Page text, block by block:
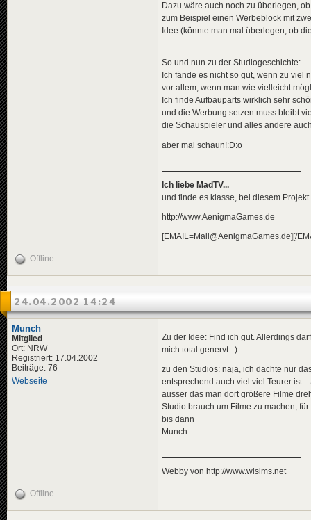
Dazu wäre auch noch zu überlegen,
zum Beispiel einen Werbeblock mit
Idee (könnte man mal überlegen, ob
So und nun zu der Studiogeschichte:
Ich fände es nicht so gut, wenn zu viel
vor allem, wenn man wie vielleicht
Ich finde Aufbauparts wirklich sehr
und die Werbung setzen muss bleibt
die Schauspieler und alles andere
aber mal schaun!:D:o
Ich liebe MadTV...
und finde es klasse, bei diesem
http://www.AenigmaGames.de
[EMAIL=Mail@AenigmaGames.de][/
Offline
24.04.2002 14:24
Munch
Mitglied
Ort: NRW
Registriert: 17.04.2002
Beiträge: 76
Webseite
Zu der Idee: Find ich gut. Allerdings
mich total genervt...)
zu den Studios: naja, ich dachte nur
entsprechend auch viel viel Teurer
ausser das man dort größere Filme
Studio brauch um Filme zu machen,
bis dann
Munch
Webby von http://www.wisims.net
Offline